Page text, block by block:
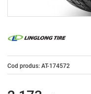
Cod produs: AT-174572